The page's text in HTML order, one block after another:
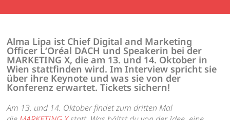
Alma Lipa ist Chief Digital and Marketing
Officer L‘Oréal DACH und Speakerin bei der
MARKETING X, die am 13. und 14. Oktober in
Wien stattfinden wird. Im Interview spricht sie
über ihre Keynote und was sie von der
Konferenz erwartet. Tickets sichern!
Am 13. und 14. Oktober findet zum dritten Mal